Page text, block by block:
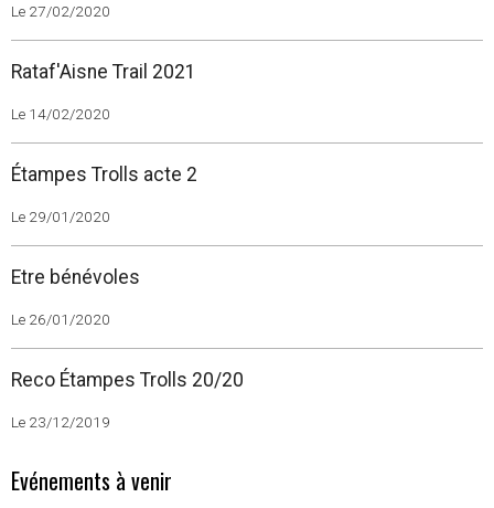
Le 27/02/2020
Rataf'Aisne Trail 2021
Le 14/02/2020
Étampes Trolls acte 2
Le 29/01/2020
Etre bénévoles
Le 26/01/2020
Reco Étampes Trolls 20/20
Le 23/12/2019
Evénements à venir